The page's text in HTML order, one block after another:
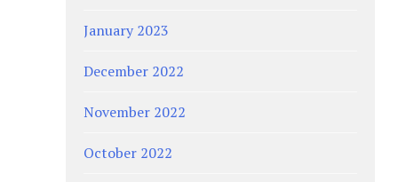
January 2023
December 2022
November 2022
October 2022